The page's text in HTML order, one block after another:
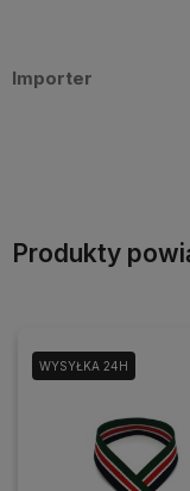
Importer
Produkty
WYSYŁKA 24H